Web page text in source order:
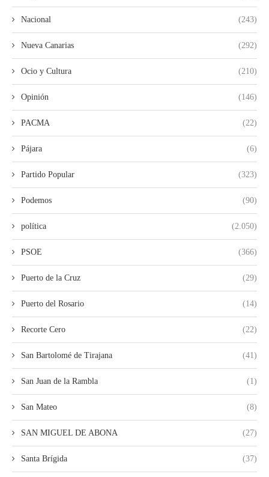
Nacional (243)
Nueva Canarias (292)
Ocio y Cultura (210)
Opinión (146)
PACMA (22)
Pájara (6)
Partido Popular (323)
Podemos (90)
política (2.050)
PSOE (366)
Puerto de la Cruz (29)
Puerto del Rosario (14)
Recorte Cero (22)
San Bartolomé de Tirajana (41)
San Juan de la Rambla (1)
San Mateo (8)
SAN MIGUEL DE ABONA (27)
Santa Brígida (37)